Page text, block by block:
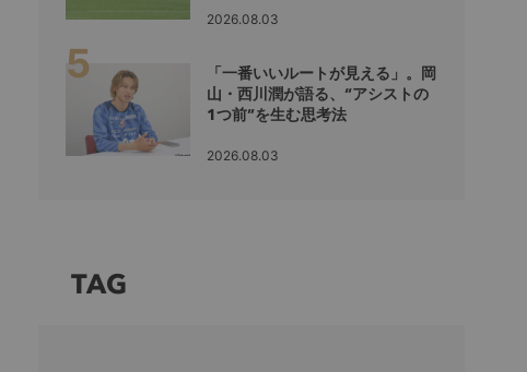
2026.08.03
「一番いいルートが見える」。岡
山・西川潤が語る、“アシストの
1つ前”を生む思考法
2026.08.03
TAG